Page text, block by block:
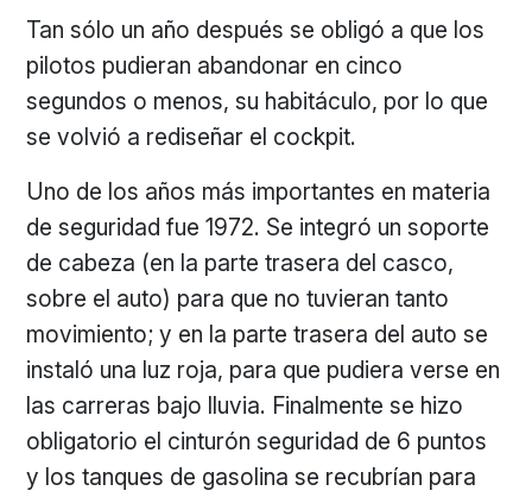
Tan sólo un año después se obligó a que los
pilotos pudieran abandonar en cinco
segundos o menos, su habitáculo, por lo que
se volvió a rediseñar el cockpit.
Uno de los años más importantes en materia
de seguridad fue 1972. Se integró un soporte
de cabeza (en la parte trasera del casco,
sobre el auto) para que no tuvieran tanto
movimiento; y en la parte trasera del auto se
instaló una luz roja, para que pudiera verse en
las carreras bajo lluvia. Finalmente se hizo
obligatorio el cinturón seguridad de 6 puntos
y los tanques de gasolina se recubrían para